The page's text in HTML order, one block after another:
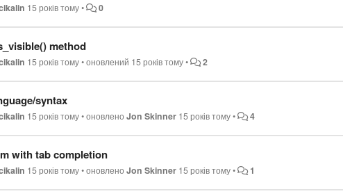
15 років тому• 0
method
15 років тому•оновлений 15 років тому• 2
syntax
15 років тому•оновленоJon Skinner 15 років тому• 4
with tab completion
15 років тому•оновленоJon Skinner 15 років тому• 1